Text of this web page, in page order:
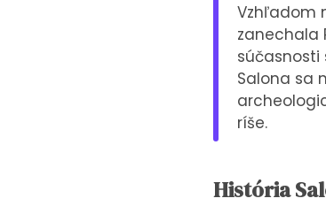
Vzhľadom
zanechala
súčasnosti
Salona sa
ríše.
História